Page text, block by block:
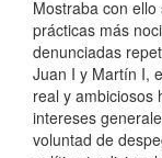
Mostraba con
prácticas más
denunciadas
Juan I y Martín I,
real y ambiciosos
intereses
voluntad de